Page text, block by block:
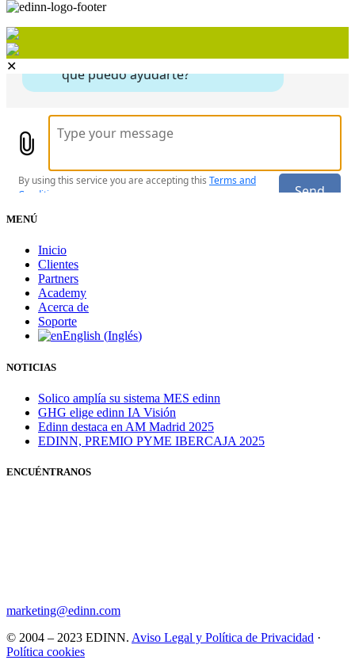
✕
MENÚ
Inicio
Clientes
Partners
Academy
Acerca de
Soporte
English (Inglés)
NOTICIAS
Solico amplía su sistema MES edinn
GHG elige edinn IA Visión
Edinn destaca en AM Madrid 2025
EDINN, PREMIO PYME IBERCAJA 2025
ENCUÉNTRANOS
marketing@edinn.com
© 2004 – 2023 EDINN. Aviso Legal y Política de Privacidad ·
Política cookies